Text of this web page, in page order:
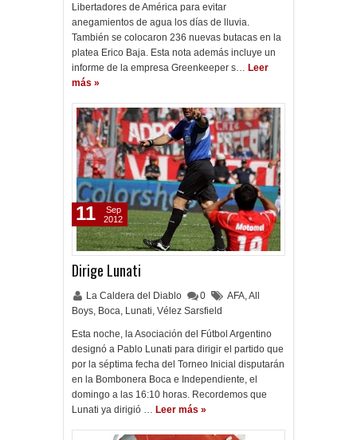
Libertadores de América para evitar
anegamientos de agua los días de lluvia.
También se colocaron 236 nuevas butacas en la
platea Erico Baja. Esta nota además incluye un
informe de la empresa Greenkeeper s… Leer
más »
Dirige Lunati
La Caldera del Diablo 0 AFA,All
Boys, Boca, Lunati, Vélez Sarsfield
Esta noche, la Asociación del Fútbol Argentino
designó a Pablo Lunati para dirigir el partido que
por la séptima fecha del Torneo Inicial disputarán
en la Bombonera Boca e Independiente, el
domingo a las 16:10 horas. Recordemos que
Lunati ya dirigió … Leer más »
11
Sep
2012